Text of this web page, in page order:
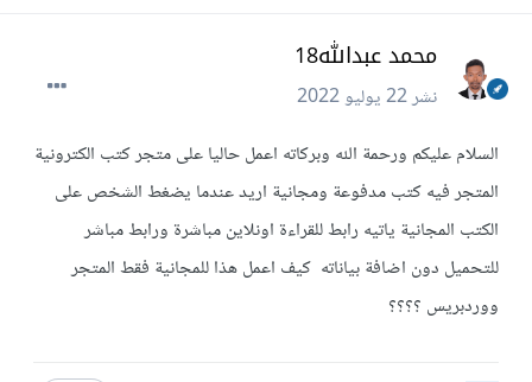
محمد عبدالله18
نشر22 يوليو 2022
السلام عليكم ورحمة الله وبركاته اعمل حاليا على متجر كتب الكترونية
المتجر فيه كتب مدفوعة ومجانية اريد عندما يضغط الشخص على
الكتب المجانية ياتيه رابط للقراءة اونلاين مباشرة ورابط مباشر
للتحميل دون اضافة بياناته كيف اعمل هذا للمجانية فقط المتجر
ووردبريس ؟؟؟؟